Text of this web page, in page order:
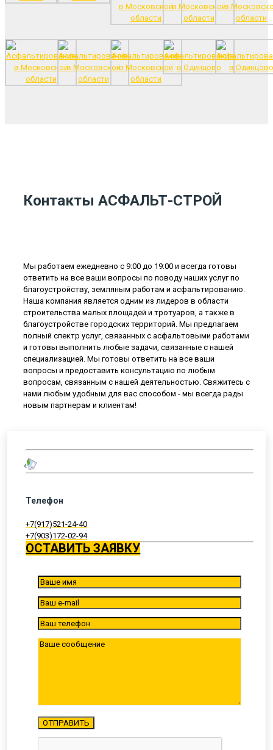
Контакты АСФАЛЬТ-СТРОЙ
Мы работаем ежедневно с 9:00 до 19:00 и всегда готовы
ответить на все ваши вопросы по поводу наших услуг по
благоустройству, земляным работам и асфальтированию.
Наша компания является одним из лидеров в области
строительства малых площадей и тротуаров, а также в
благоустройстве городских территорий. Мы предлагаем
полный спектр услуг, связанных с асфальтовыми работами
и готовы выполнить любые задачи, связанные с нашей
специализацией. Мы готовы ответить на все ваши
вопросы и предоставить консультацию по любым
вопросам, связанным с нашей деятельностью. Свяжитесь с
нами любым удобным для вас способом - мы всегда рады
новым партнерам и клиентам!
Телефон
+7(917)521-24-40
+7(903)172-02-94
ОСТАВИТЬ ЗАЯВКУ